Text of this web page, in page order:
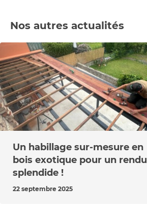
Nos autres actualités
Un habillage sur-mesure en
bois exotique pour un rendu
splendide !
22 septembre 2025